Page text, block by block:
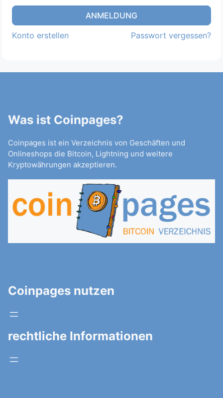
ANMELDUNG
Konto erstellen Passwort vergessen?
Was ist Coinpages?
Coinpages ist ein Verzeichnis von Geschäften und
Onlineshops die Bitcoin, Lightning und weitere
Kryptowährungen akzeptieren.
Coinpages nutzen
rechtliche Informationen